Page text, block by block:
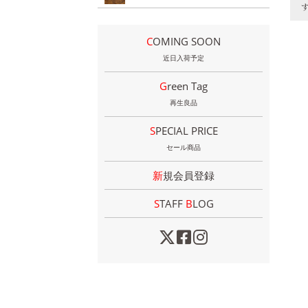
COMING SOON
近日入荷予定
Green Tag
再生良品
SPECIAL PRICE
セール商品
新規会員登録
STAFF BLOG